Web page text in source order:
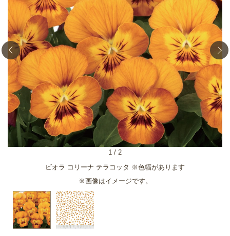
ビオラ コリーナ テラコッタ ※色幅があります
※画像はイメージです。
1 / 2